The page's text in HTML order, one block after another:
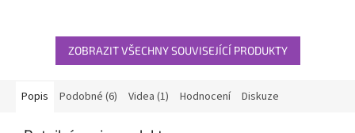
ZOBRAZIT VŠECHNY SOUVISEJÍCÍ PRODUKTY
Popis Podobné (6) Videa (1) Hodnocení Diskuze